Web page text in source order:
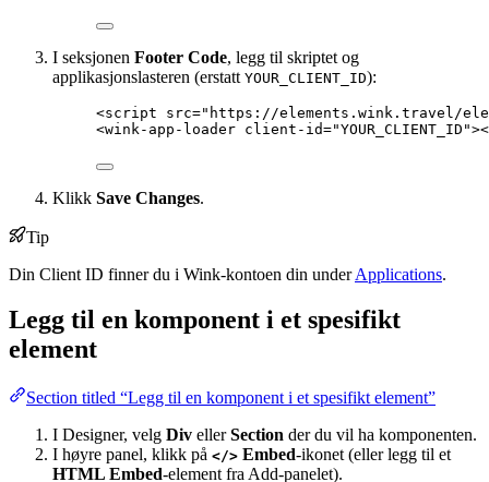
I seksjonen Footer Code, legg til skriptet og
applikasjonslasteren (erstatt YOUR_CLIENT_ID):
<script src=" https://elements.wink.travel/
<wink-app-loader client-id="YOUR_CLIENT_ID "
Klikk Save Changes.
Tip
Din Client ID finner du i Wink-kontoen din underApplications.
Legg til en komponent i et spesifikt
element
Section titled “Legg til en komponent i et spesifikt element”
I Designer, velg Div ellerSection der du vil ha komponenten.
I høyre panel, klikk på </> Embed-ikonet (eller legg til et
HTML Embed-element fra Add-panelet).